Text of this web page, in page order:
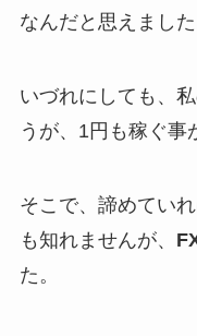
なんだと思えました
いづれにしても、
うが、1円も稼ぐ事
そこで、諦めてい
も知れませんが、
た。